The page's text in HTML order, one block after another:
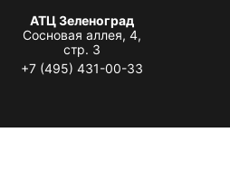
АТЦ Зеленоград
Сосновая аллея, 4,
стр. 3
+7 (495) 431-00-33